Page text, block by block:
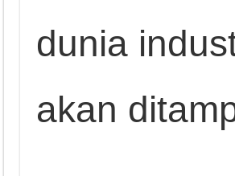
dunia
akan